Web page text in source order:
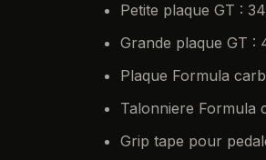
Petite plaque GT :
Grande plaque GT :
Plaque Formula
Talonniere Formula
Grip tape pour